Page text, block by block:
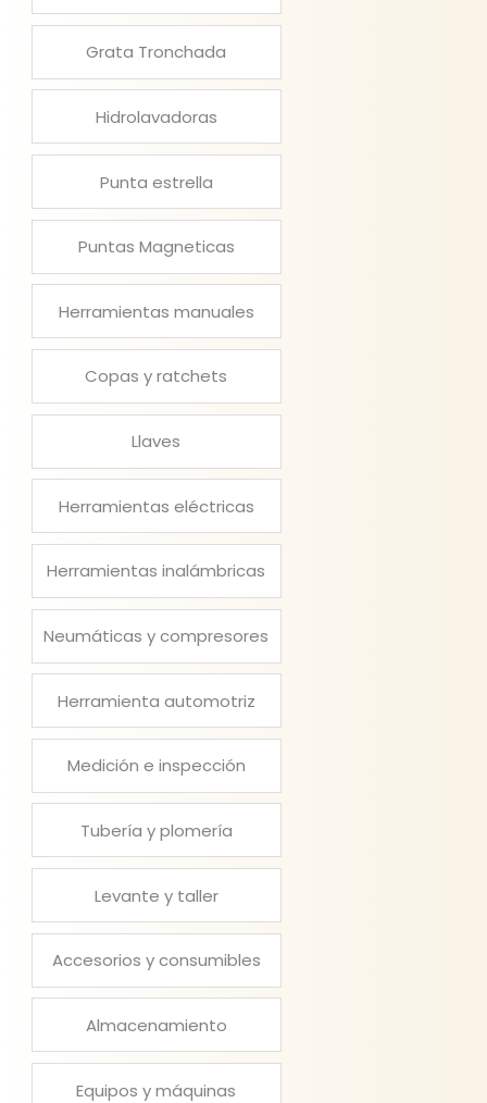
Grata Tronchada
Hidrolavadoras
Punta estrella
Puntas Magneticas
Herramientas manuales
Copas y ratchets
Llaves
Herramientas eléctricas
Herramientas inalámbricas
Neumáticas y compresores
Herramienta automotriz
Medición e inspección
Tubería y plomería
Levante y taller
Accesorios y consumibles
Almacenamiento
Equipos y máquinas